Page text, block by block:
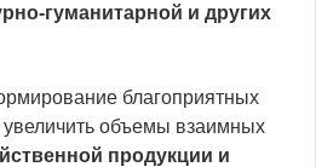
гуманитарной и других
благоприятных
объемы взаимных
продукции и